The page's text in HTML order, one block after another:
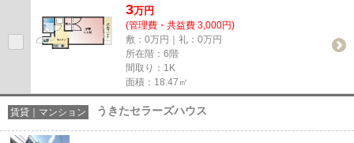
3万円
(管理費・共益費 3,000円)
敷：0万円｜礼：0万円
所在階：6階
間取り：1K
面積：18.47㎡
賃貸｜マンション うきたセラーズハウス